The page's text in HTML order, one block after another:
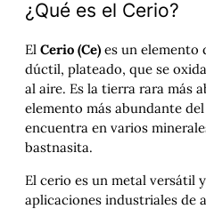
¿Qué es el Cerio?
El Cerio (Ce) es un elemento
dúctil, plateado, que se
al aire. Es la tierra rara más
elemento más abundante
encuentra en varios
bastnasita.
El cerio es un metal versátil
aplicaciones industriales de